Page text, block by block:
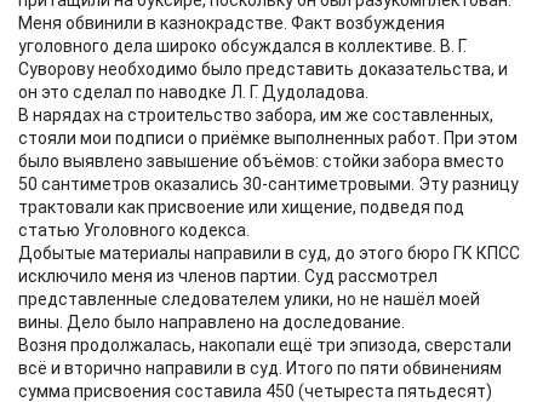
Меня обвинили в казнокрадстве. Факт возбуждения
уголовного дела широко обсуждался в коллективе. В. Г.
Суворову необходимо было представить доказательства, и
он это сделал по наводке Л. Г. Дудоладова.
В нарядах на строительство забора, им же составленных,
стояли мои подписи о приёмке выполненных работ. При этом
было выявлено завышение объёмов: стойки забора вместо
50 сантиметров оказались 30-сантиметровыми. Эту разницу
трактовали как присвоение или хищение, подведя под
статью Уголовного кодекса.
Добытые материалы направили в суд, до этого бюро ГК КПСС
исключило меня из членов партии. Суд рассмотрел
представленные следователем улики, но не нашёл моей
вины. Дело было направлено на доследование.
Возня продолжалась, накопали ещё три эпизода, сверстали
всё и вторично направили в суд. Итого по пяти обвинениям
сумма присвоения составила 450 (четыреста пятьдесят)